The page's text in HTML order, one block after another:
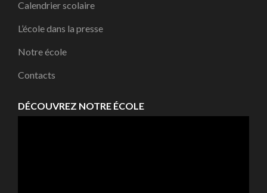
Calendrier scolaire
L’école dans la presse
Notre école
Contacts
DÉCOUVREZ NOTRE ÉCOLE